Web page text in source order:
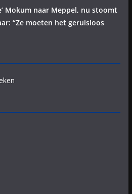
Mokum naar Meppel, nu stoomt
“Ze moeten het geruisloos